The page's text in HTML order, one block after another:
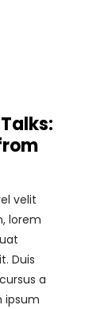
velit
lorem
Duis
a
ipsum